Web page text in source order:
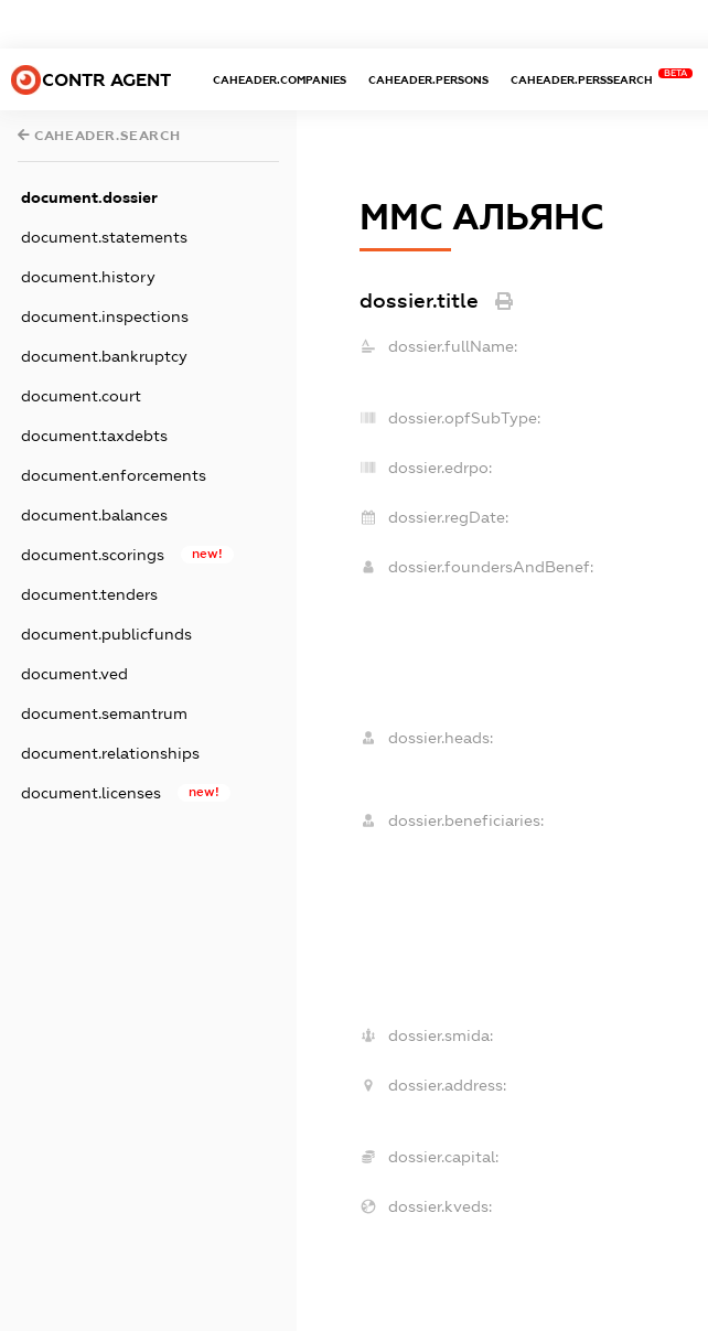
CONTR AGENT CAHEADER.COMPANIES CAHEADER.PERSONS CAHEADER.PERSSEARCH
BETA
CAHEADER.SEARCH
document.dossier
document.statements
document.history
document.inspections
document.bankruptcy
document.court
document.taxdebts
document.enforcements
document.balances
document.scorings new!
document.tenders
document.publicfunds
document.ved
document.semantrum
document.relationships
document.licenses new!
ММС АЛЬЯНС
dossier.title
dossier.fullName:
dossier.opfSubType:
dossier.edrpo:
dossier.regDate:
dossier.foundersAndBenef:
dossier.heads:
dossier.beneficiaries:
dossier.smida:
dossier.address:
dossier.capital:
dossier.kveds: